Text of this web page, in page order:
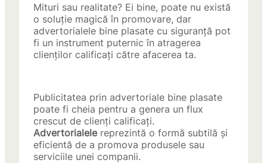
Mituri sau realitate? Ei bine, poate nu există
o soluție magică în promovare, dar
advertorialele bine plasate cu siguranță pot
fi un instrument puternic în atragerea
clienților calificați către afacerea ta.
Publicitatea prin advertoriale bine plasate
poate fi cheia pentru a genera un flux
crescut de clienți calificați.
Advertorialelereprezintă o formă subtilă și
eficientă de a promova produsele sau
serviciile unei companii.